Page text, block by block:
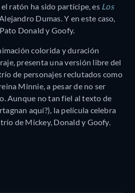
ratón ha sido partícipe, es Los
Dumas. Y en este caso,
Donald y Goofy.
colorida y duración
presenta una versión libre del
de personajes reclutados como
Minnie, a pesar de no ser
Aunque no tan fiel al texto de
aquí?), la película celebra
de Mickey, Donald y Goofy.